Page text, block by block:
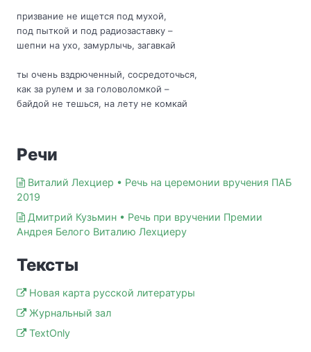
призвание не ищется под мухой,
под пыткой и под радиозаставку –
шепни на ухо, замурлычь, загавкай
ты очень вздрюченный, сосредоточься,
как за рулем и за головоломкой –
байдой не тешься, на лету не комкай
Речи
Виталий Лехциер • Речь на церемонии вручения ПАБ
2019
Дмитрий Кузьмин • Речь при вручении Премии
Андрея Белого Виталию Лехциеру
Тексты
Новая карта русской литературы
Журнальный зал
TextOnly